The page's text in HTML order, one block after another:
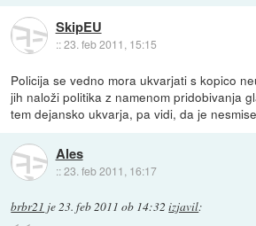
SkipEU
::23. feb 2011, 15:15
Policija se vedno mora ukvarjati s kopico
jih naloži politika z namenom pridobivanja
tem dejansko ukvarja, pa vidi, da je
Ales
::23. feb 2011, 16:17
brbr21 je 23. feb 2011 ob 14:32 izjavil: